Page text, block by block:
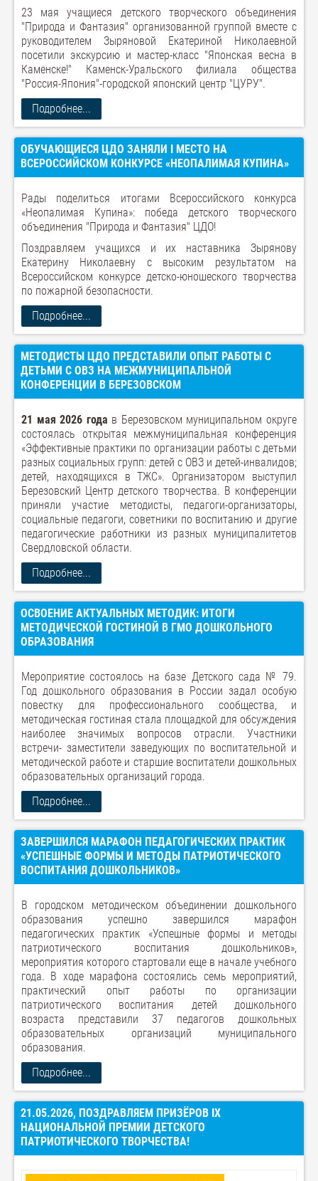
23 мая учащиеся детского творческого объединения
"Природа и Фантазия" организованной группой вместе с
руководителем Зыряновой Екатериной Николаевной
посетили экскурсию и мастер-класс "Японская весна в
Каменске!" Каменск-Уральского филиала общества
"Россия-Япония"-городской японский центр "ЦУРУ".
Подробнее...
ОБУЧАЮЩИЕСЯ ЦДО ЗАНЯЛИ I МЕСТО НА
ВСЕРОССИЙСКОМ КОНКУРСЕ «НЕОПАЛИМАЯ КУПИНА»
Рады поделиться итогами Всероссийского конкурса
«Неопалимая Купина»: победа детского творческого
объединения "Природа и Фантазия" ЦДО!
Поздравляем учащихся и их наставника Зырянову
Екатерину Николаевну с высоким результатом на
Всероссийском конкурсе детско-юношеского творчества
по пожарной безопасности.
Подробнее...
МЕТОДИСТЫ ЦДО ПРЕДСТАВИЛИ ОПЫТ РАБОТЫ С
ДЕТЬМИ С ОВЗ НА МЕЖМУНИЦИПАЛЬНОЙ
КОНФЕРЕНЦИИ В БЕРЕЗОВСКОМ
21 мая 2026 года в Березовском муниципальном округе
состоялась открытая межмуниципальная конференция
«Эффективные практики по организации работы с детьми
разных социальных групп: детей с ОВЗ и детей-инвалидов;
детей, находящихся в ТЖС». Организатором выступил
Березовский Центр детского творчества. В конференции
приняли участие методисты, педагоги-организаторы,
социальные педагоги, советники по воспитанию и другие
педагогические работники из разных муниципалитетов
Свердловской области.
Подробнее...
ОСВОЕНИЕ АКТУАЛЬНЫХ МЕТОДИК: ИТОГИ
МЕТОДИЧЕСКОЙ ГОСТИНОЙ В ГМО ДОШКОЛЬНОГО
ОБРАЗОВАНИЯ
Мероприятие состоялось на базе Детского сада № 79.
Год дошкольного образования в России задал особую
повестку для профессионального сообщества, и
методическая гостиная стала площадкой для обсуждения
наиболее значимых вопросов отрасли. Участники
встречи- заместители заведующих по воспитательной и
методической работе и старшие воспитатели дошкольных
образовательных организаций города.
Подробнее...
ЗАВЕРШИЛСЯ МАРАФОН ПЕДАГОГИЧЕСКИХ ПРАКТИК
«УСПЕШНЫЕ ФОРМЫ И МЕТОДЫ ПАТРИОТИЧЕСКОГО
ВОСПИТАНИЯ ДОШКОЛЬНИКОВ»
В городском методическом объединении дошкольного
образования успешно завершился марафон
педагогических практик «Успешные формы и методы
патриотического воспитания дошкольников»,
мероприятия которого стартовали еще в начале учебного
года. В ходе марафона состоялись семь мероприятий,
практический опыт работы по организации
патриотического воспитания детей дошкольного
возраста представили 37 педагогов дошкольных
образовательных организаций муниципального
образования.
Подробнее...
21.05.2026, ПОЗДРАВЛЯЕМ ПРИЗЁРОВ IX
НАЦИОНАЛЬНОЙ ПРЕМИИ ДЕТСКОГО
ПАТРИОТИЧЕСКОГО ТВОРЧЕСТВА!